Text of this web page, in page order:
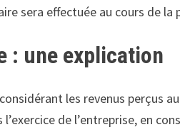
sera effectuée au cours de la
: une explication
les revenus perçus
de l’entreprise, en